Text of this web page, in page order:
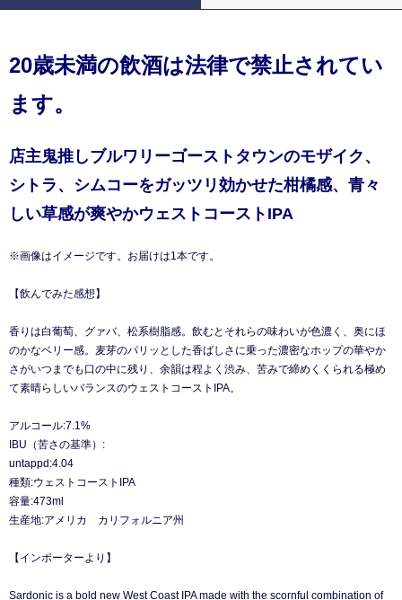
20歳未満の飲酒は法律で禁止されてい
ます。
店主鬼推しブルワリーゴーストタウンのモザイク、
シトラ、シムコーをガッツリ効かせた柑橘感、青々
しい草感が爽やかウェストコーストIPA
※画像はイメージです。お届けは1本です。
【飲んでみた感想】
香りは白葡萄、グァバ、松系樹脂感。飲むとそれらの味わいが色濃く、奥にほ
のかなベリー感。麦芽のパリッとした香ばしさに乗った濃密なホップの華やか
さがいつまでも口の中に残り、余韻は程よく渋み、苦みで締めくくられる極め
て素晴らしいバランスのウェストコーストIPA。
アルコール:7.1%
IBU（苦さの基準）:
untappd:4.04
種類:ウェストコーストIPA
容量:473ml
生産地:アメリカ カリフォルニア州
【インポーターより】
Sardonic is a bold new West Coast IPA made with the scornful combination of